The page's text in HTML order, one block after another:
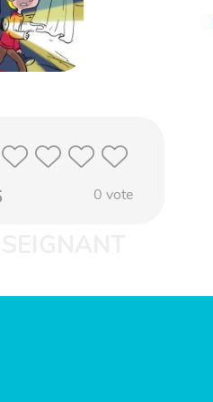
0 vote